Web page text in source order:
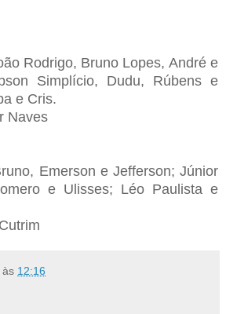
Rodrigo, Bruno Lopes, André e
Simplício, Dudu, Rúbens e
e Cris.
Naves
Emerson e Jefferson; Júnior
e Ulisses; Léo Paulista e
às 12:16